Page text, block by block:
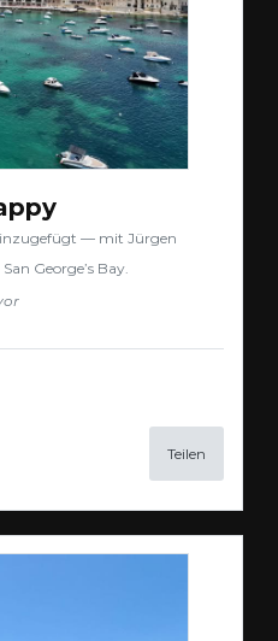
— mit Jürgen
George’s Bay.
Teilen